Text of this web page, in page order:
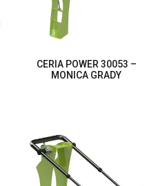
CERIA POWER 30053 –
MONICA GRADY